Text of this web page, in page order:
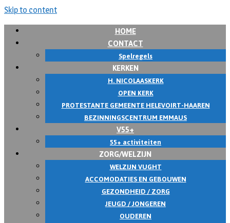
Skip to content
HOME
CONTACT
Spelregels
KERKEN
H. NICOLAASKERK
OPEN KERK
PROTESTANTE GEMEENTE HELEVOIRT-HAAREN
BEZINNINGSCENTRUM EMMAUS
V55+
55+ activiteiten
ZORG/WELZIJN
WELZIJN VUGHT
ACCOMODATIES EN GEBOUWEN
GEZONDHEID / ZORG
JEUGD / JONGEREN
OUDEREN